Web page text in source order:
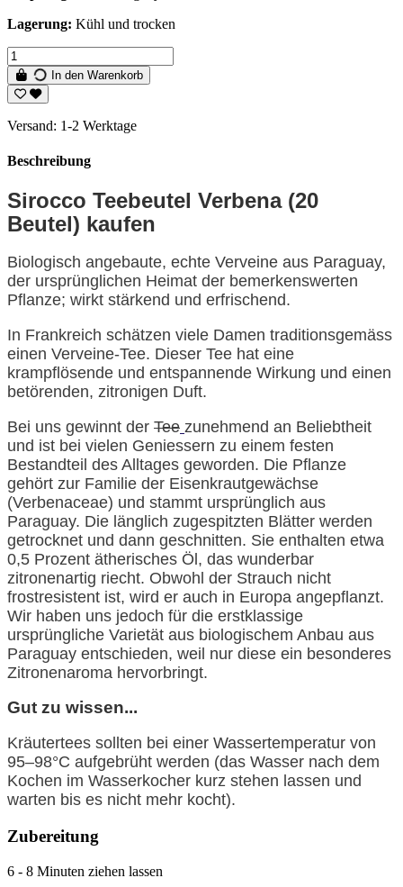
Lagerung: Kühl und trocken
In den Warenkorb
Versand: 1-2 Werktage
Beschreibung
Sirocco Teebeutel Verbena (20
Beutel) kaufen
Biologisch angebaute, echte Verveine aus Paraguay,
der ursprünglichen Heimat der bemerkenswerten
Pflanze; wirkt stärkend und erfrischend.
In Frankreich schätzen viele Damen traditionsgemäss
einen Verveine-Tee. Dieser Tee hat eine
krampflösende und entspannende Wirkung und einen
betörenden, zitronigen Duft.
Bei uns gewinnt der Tee zunehmend an Beliebtheit
und ist bei vielen Geniessern zu einem festen
Bestandteil des Alltages geworden. Die Pflanze
gehört zur Familie der Eisenkrautgewächse
(Verbenaceae) und stammt ursprünglich aus
Paraguay. Die länglich zugespitzten Blätter werden
getrocknet und dann geschnitten. Sie enthalten etwa
0,5 Prozent ätherisches Öl, das wunderbar
zitronenartig riecht. Obwohl der Strauch nicht
frostresistent ist, wird er auch in Europa angepflanzt.
Wir haben uns jedoch für die erstklassige
ursprüngliche Varietät aus biologischem Anbau aus
Paraguay entschieden, weil nur diese ein besonderes
Zitronenaroma hervorbringt.
Gut zu wissen...
Kräutertees sollten bei einer Wassertemperatur von
95–98°C aufgebrüht werden (das Wasser nach dem
Kochen im Wasserkocher kurz stehen lassen und
warten bis es nicht mehr kocht).
Zubereitung
6 - 8 Minuten ziehen lassen